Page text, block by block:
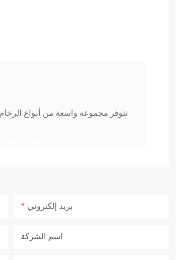
تتوفر مجموعة واسعة من أنواع
بريد إلكتروني
اسم الشركة